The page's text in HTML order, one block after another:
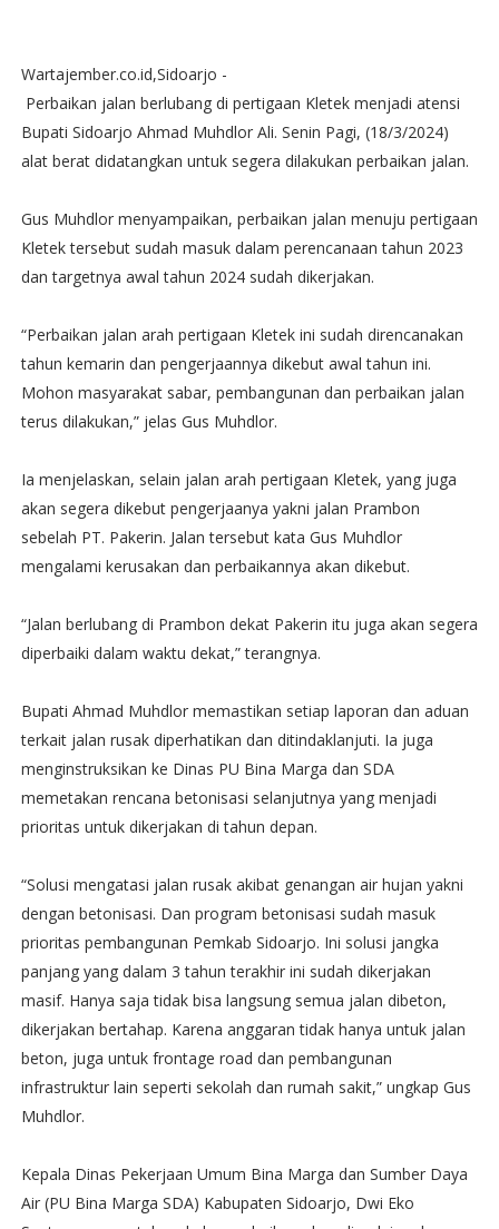
Wartajember.co.id,Sidoarjo -
Perbaikan jalan berlubang di pertigaan Kletek menjadi atensi
Bupati Sidoarjo Ahmad Muhdlor Ali. Senin Pagi, (18/3/2024)
alat berat didatangkan untuk segera dilakukan perbaikan jalan.
Gus Muhdlor menyampaikan, perbaikan jalan menuju pertigaan
Kletek tersebut sudah masuk dalam perencanaan tahun 2023
dan targetnya awal tahun 2024 sudah dikerjakan.
“Perbaikan jalan arah pertigaan Kletek ini sudah direncanakan
tahun kemarin dan pengerjaannya dikebut awal tahun ini.
Mohon masyarakat sabar, pembangunan dan perbaikan jalan
terus dilakukan,” jelas Gus Muhdlor.
Ia menjelaskan, selain jalan arah pertigaan Kletek, yang juga
akan segera dikebut pengerjaanya yakni jalan Prambon
sebelah PT. Pakerin. Jalan tersebut kata Gus Muhdlor
mengalami kerusakan dan perbaikannya akan dikebut.
“Jalan berlubang di Prambon dekat Pakerin itu juga akan segera
diperbaiki dalam waktu dekat,” terangnya.
Bupati Ahmad Muhdlor memastikan setiap laporan dan aduan
terkait jalan rusak diperhatikan dan ditindaklanjuti. Ia juga
menginstruksikan ke Dinas PU Bina Marga dan SDA
memetakan rencana betonisasi selanjutnya yang menjadi
prioritas untuk dikerjakan di tahun depan.
“Solusi mengatasi jalan rusak akibat genangan air hujan yakni
dengan betonisasi. Dan program betonisasi sudah masuk
prioritas pembangunan Pemkab Sidoarjo. Ini solusi jangka
panjang yang dalam 3 tahun terakhir ini sudah dikerjakan
masif. Hanya saja tidak bisa langsung semua jalan dibeton,
dikerjakan bertahap. Karena anggaran tidak hanya untuk jalan
beton, juga untuk frontage road dan pembangunan
infrastruktur lain seperti sekolah dan rumah sakit,” ungkap Gus
Muhdlor.
Kepala Dinas Pekerjaan Umum Bina Marga dan Sumber Daya
Air (PU Bina Marga SDA) Kabupaten Sidoarjo, Dwi Eko